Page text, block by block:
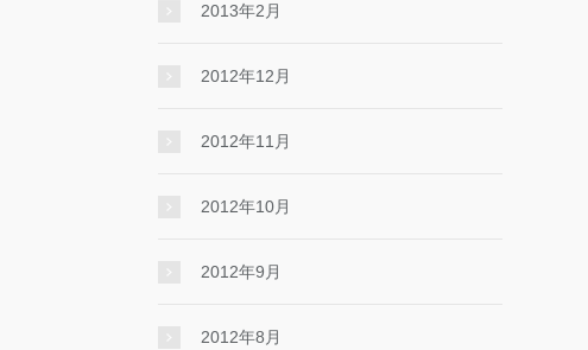
2013年2月
2012年12月
2012年11月
2012年10月
2012年9月
2012年8月